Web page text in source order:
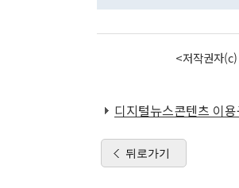
<저작권자
디지털뉴스콘텐츠 이
뒤로가기